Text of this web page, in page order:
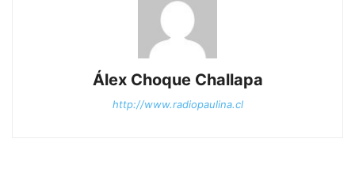
Álex Choque Challapa
http://www.radiopaulina.cl